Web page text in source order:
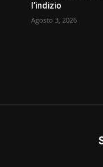
l’indizio
Agosto 3, 2026